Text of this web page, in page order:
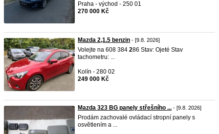
Praha - východ - 250 01
270 000 Kč
Mazda 2,1.5 benzin - [9.8. 2026]
Volejte na 608 384 286 Stav: Ojeté Stav
tachometru: ...
Kolín - 280 02
249 000 Kč
Mazda 323 BG panely střešního ... - [9.8. 2026]
Prodám zachovalé ovládací stropní panely s
osvětlením a ...